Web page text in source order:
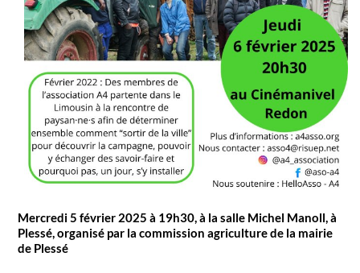
Mercredi 5 février 2025 à 19h30, à la salle Michel Manoll, à
Plessé, organisé par la commission agriculture de la mairie
de Plessé